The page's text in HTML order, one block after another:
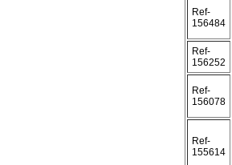
Ref-
156484
Ref-
156252
Ref-
156078
Ref-
155614